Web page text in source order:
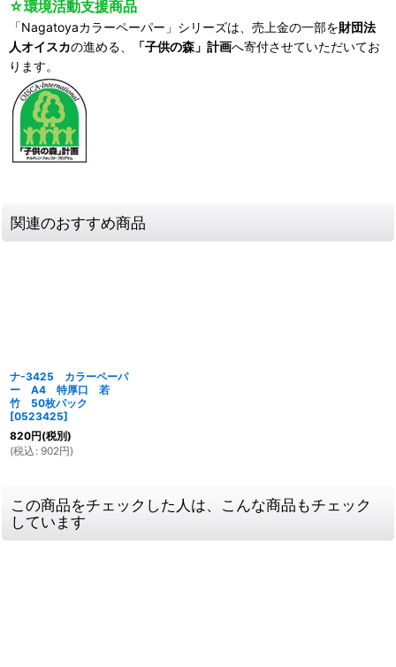
☆環境活動支援商品
「Nagatoyaカラーペーパー」シリーズは、売上金の一部を財団法
人オイスカの進める、 「子供の森」計画へ寄付させていただいてお
ります。
関連のおすすめ商品
ナ-3425 カラーペーパ
ー A4 特厚口 若
竹 50枚パック
[0523425]
820円(税別)
(税込 : 902円)
この商品をチェックした人は、こんな商品もチェック
しています